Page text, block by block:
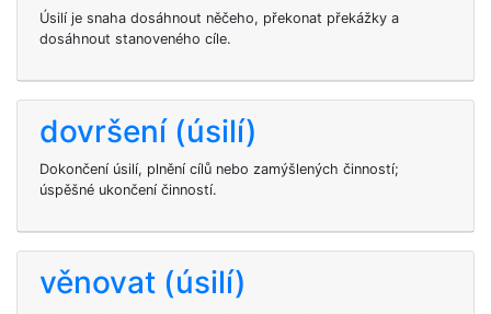
Úsilí je snaha dosáhnout něčeho, překonat překážky a
dosáhnout stanoveného cíle.
dovršení (úsilí)
Dokončení úsilí, plnění cílů nebo zamýšlených činností;
úspěšné ukončení činností.
věnovat (úsilí)